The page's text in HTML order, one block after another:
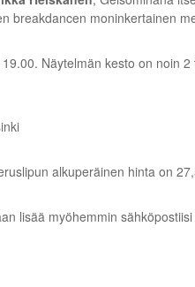
breakdancen moninkertainen
Näytelmän kesto on noin
alkuperäinen hinta on
lisää myöhemmin